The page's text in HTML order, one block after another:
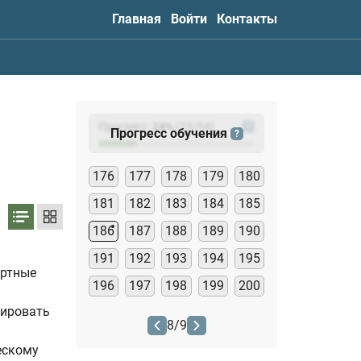
Главная Войти Контакты
Прогресс: (23
Прогресс обучения ?
176 177 178 179
180
181
182 183 184
185
186
187 188 189
190
191
192 193 194
195
196
197 198 199 200
8/9